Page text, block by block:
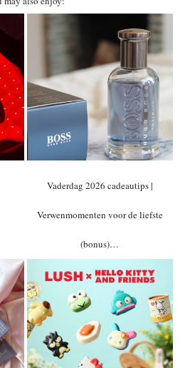
Vaderdag 2026 cadeautips |
Verwenmomenten voor de liefste
(bonus)…